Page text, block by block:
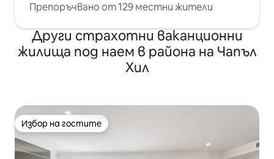
Препоръчвано от 129 местни жители
Други страхотни ваканционни
жилища под наем в района на Чапъл
Хил
Избор на гостите
Избор на гостите